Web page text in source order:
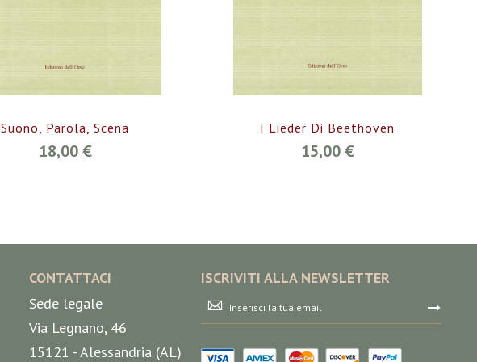
Suono, Parola, Scena
18,00 €
I Lieder Di Beethoven
15,00 €
CONTATTACI
Sede legale
Via Legnano, 46
15121 - Alessandria (AL)
ISCRIVITI ALLA NEWSLETTER
Iscriviti
alla
nostra